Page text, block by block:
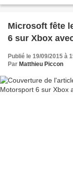
Microsoft fête
6 sur Xbox
Publié le 19/09/2015 à
Par Matthieu Piccon